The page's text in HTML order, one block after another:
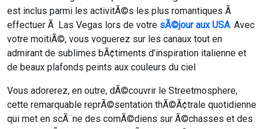
est inclus parmi les activitÃ©s les plus romantiques Ã
effectuer Ã Las Vegas lors de votre sÃ©jour aux USA. Avec
votre moitiÃ©, vous voguerez sur les canaux tout en
admirant de sublimes bÃ¢timents d’inspiration italienne et
de beaux plafonds peints aux couleurs du ciel
Vous adorerez, en outre, dÃ©couvrir le Streetmosphere,
cette remarquable reprÃ©sentation thÃ©Ã¢trale quotidienne
qui met en scÃ¨ne des comÃ©diens sur Ã©chasses et des